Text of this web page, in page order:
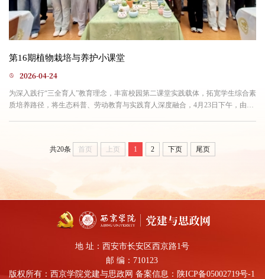
第16期植物栽培与养护小课堂
2026-04-24
为深入践行“三全育人”教育理念，丰富校园第二课堂实践载体，拓宽学生综合素
质培养路径，将生态科普、劳动教育与实践育人深度融合，4月23日下午，由环
签到后，曹全老师为同学们介绍了生态花房的建筑结构、功...
共20条 首页 上页 1 2 下页 尾页
地 址：西安市长安区西京路1号
邮 编：710123
版权所有：西京学院党建与思政网 备案信息： 陕ICP备05002719号-1